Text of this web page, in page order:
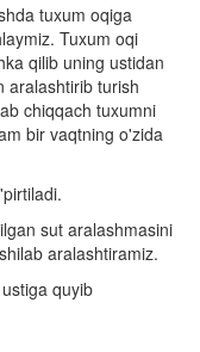
tuxum oqiga
Tuxum oqi
qilib uning ustidan
aralashtirib turish
chiqqach tuxumni
bir vaqtning o'zida
sut aralashmasini
aralashtiramiz.
quyib